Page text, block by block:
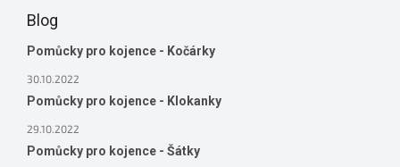
Blog
Pomůcky pro kojence - Kočárky
30.10.2022
Pomůcky pro kojence - Klokanky
29.10.2022
Pomůcky pro kojence - Šátky